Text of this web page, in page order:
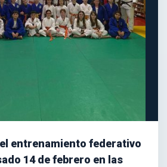
entrenamiento federativo
14 de febrero en las